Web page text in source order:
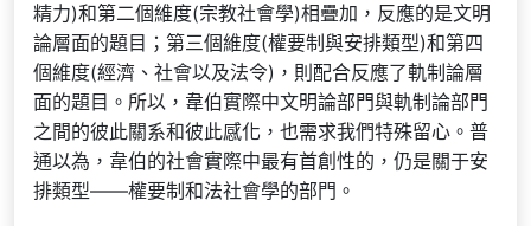
精力)和第二個維度(宗教社會學)相疊加，反應的是文明
論層面的題目；第三個維度(權要制與安排類型)和第四
個維度(經濟、社會以及法令)，則配合反應了軌制論層
面的題目。所以，韋伯實際中文明論部門與軌制論部門
之間的彼此關系和彼此感化，也需求我們特殊留心。普
通以為，韋伯的社會實際中最有首創性的，仍是關于安
排類型——權要制和法社會學的部門。